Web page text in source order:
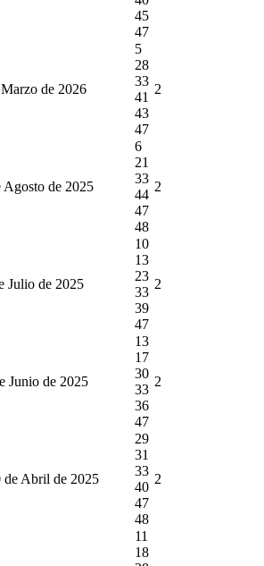
45
47
de 2026
5
28
33
41
43
47
2
Agosto de 2025
6
21
33
44
47
48
2
Julio de 2025
10
13
23
33
39
47
2
Junio de 2025
13
17
30
33
36
47
2
de Abril de 2025
29
31
33
40
47
48
2
11
18